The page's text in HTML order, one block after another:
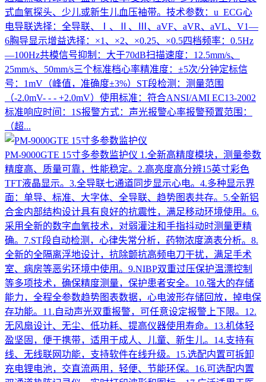
式血氧探头、少儿或新生儿血压袖带。技术参数：u ECG心
电导联选择：全导联、Ⅰ、Ⅱ、Ⅲ、aVF、aVR、aVL、V1—
6胸导显示增益选择：×1、×2、×0.25、×0.5四档频率：0.5Hz
—100Hz共模信号抑制：大于70dB扫描速度：12.5mm/s、
25mm/s、50mm/s三个标准档心率精准度：±5次/分钟定标信
号：1mV（峰值，准确度±3%）ST段检测：测量范围
（-2.0mV- - - +2.0mV）使用标准：符合ANSI/AMI EC13-2002
标准响应时间：1S报警方式：声光报警心率报警预置范围：
（超...
PM-9000GTE 15寸多参数监护仪 1.全新高精度模块，测量参数
精度高、质量可靠，性能稳定。2.高亮度高分辨15英寸彩色
TFT液晶显示。3.全导联七通道同步显示心电。4.多种显示界
面：单导、标准、大字体、全导联、趋势图表共存。5.全新铝
合金内部结构设计具有良好的抗震性，满足移动环境使用。6.
采用全新的数字血氧技术，对弱灌注和手指抖动时测量更精
确。7.ST段自动检测，心律失常分析，药物浓度滴表分析。8.
全新的全隔离浮地设计，抗除颤抗高频电刀干扰，满足手术
室、病房等恶劣环境中使用。9.NIBP双重过压保护温漂控制
等多项技术，确保精度测量，保护患者安全。10.强大的存储
能力，全程全参数趋势图表数据，心电波形存储回放，掉电保
存功能。11.自动声光双重报警，可任意设定报警上下限。12.
无风扇设计、无尘、低功耗、提高仪器使用寿命。13.机体轻
盈坚固，便于携带，适用于成人、儿童、新生儿。14.支持有
线、无线联网功能，支持软件在线升级。15.选配内置可拆卸
充电锂电池，交直流两用，轻便、节能环保。16.可选配内置